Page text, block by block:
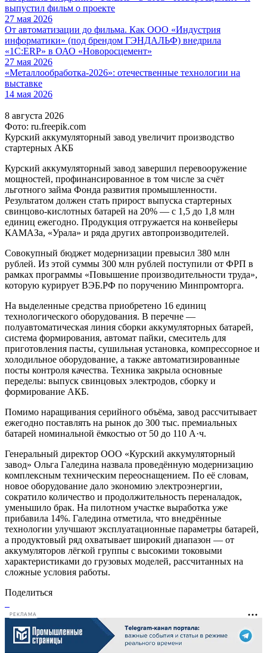
выпустил фильм о проекте
27 мая 2026
От автоматизации до фильма. Как ООО «Индустрия
информатики» (под брендом ГЭНДАЛЬФ) внедрила
«1С:ERP» в ОАО «Новоросцемент»
27 мая 2026
«Металлообработка-2026»: отечественные технологии на
выставке
14 мая 2026
8 августа 2026
Фото: ru.freepik.com
Курский аккумуляторный завод увеличит производство
стартерных АКБ
Курский аккумуляторный завод завершил перевооружение
мощностей, профинансированное в том числе за счёт
льготного займа Фонда развития промышленности.
Результатом должен стать прирост выпуска стартерных
свинцово-кислотных батарей на 20% — с 1,5 до 1,8 млн
единиц ежегодно. Продукция отгружается на конвейеры
КАМАЗа, «Урала» и ряда других автопроизводителей.
Совокупный бюджет модернизации превысил 380 млн
рублей. Из этой суммы 300 млн рублей поступили от ФРП в
рамках программы «Повышение производительности труда»,
которую курирует ВЭБ.РФ по поручению Минпромторга.
На выделенные средства приобретено 16 единиц
технологического оборудования. В перечне —
полуавтоматическая линия сборки аккумуляторных батарей,
система формирования, автомат пайки, смеситель для
приготовления пасты, сушильная установка, компрессорное и
холодильное оборудование, а также автоматизированные
посты контроля качества. Техника закрыла основные
переделы: выпуск свинцовых электродов, сборку и
формирование АКБ.
Помимо наращивания серийного объёма, завод рассчитывает
ежегодно поставлять на рынок до 300 тыс. премиальных
батарей номинальной ёмкостью от 50 до 110 А·ч.
Генеральный директор ООО «Курский аккумуляторный
завод» Ольга Галедина назвала проведённую модернизацию
комплексным техническим переоснащением. По её словам,
новое оборудование дало экономию электроэнергии,
сократило количество и продолжительность переналадок,
уменьшило брак. На пилотном участке выработка уже
прибавила 14%. Галедина отметила, что внедрённые
технологии улучшают эксплуатационные параметры батарей,
а продуктовый ряд охватывает широкий диапазон — от
аккумуляторов лёгкой группы с высокими токовыми
характеристиками до грузовых моделей, рассчитанных на
сложные условия работы.
Поделиться
РЕКЛАМА